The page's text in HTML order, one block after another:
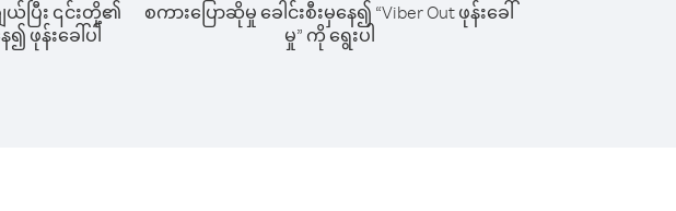
ပြီး ၎င်းတို့၏
ဖုန်းခေါ်ပါ
စကားပြောဆိုမှု ခေါင်းစီးမှနေ၍ “Viber Out ဖုန်းခေါ်
မှု” ကို ရွေးပါ